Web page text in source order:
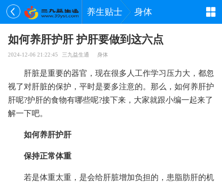
养生贴士 身体
如何养肝护肝 护肝要做到这六点
2024-12-06 21:22:45 三九益生通 身体
肝脏是重要的器官，现在很多人工作学习压力大，都忽
视了对肝脏的保护，平时是要多注意的。那么，如何养肝护
肝呢?护肝的食物有哪些呢?接下来，大家就跟小编一起来了
解一下吧。
如何养肝护肝
保持正常体重
若是体重太重，是会给肝脏增加负担的，患脂肪肝的机